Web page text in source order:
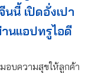
นี้ เปิดอั่งเปา
นแอปทรูไอดี
บความสุขให้ลูกค้า